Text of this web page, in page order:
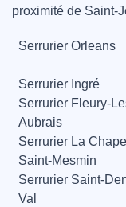
proximité de Saint-
Serrurier Orleans
Serrurier Ingré
Serrurier Fleury-
Aubrais
Serrurier La
Saint-Mesmin
Serrurier Saint-
Val